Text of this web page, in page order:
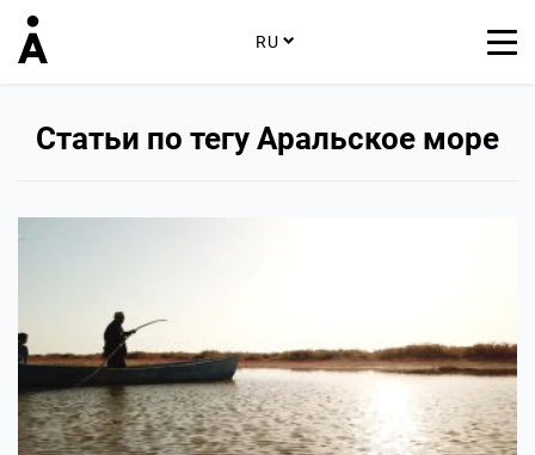
RU
Статьи по тегу Аральское море